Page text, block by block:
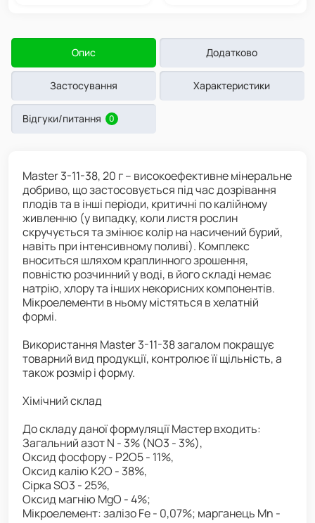
Опис Додатково
Застосування Характеристики
Відгуки/питання 0
Master 3-11-38, 20 г – високоефективне мінеральне
добриво, що застосовується під час дозрівання
плодів та в інші періоди, критичні по калійному
живленню (у випадку, коли листя рослин
скручується та змінює колір на насичений бурий,
навіть при інтенсивному поливі). Комплекс
вноситься шляхом краплинного зрошення,
повністю розчинний у воді, в його складі немає
натрію, хлору та інших некорисних компонентів.
Мікроелементи в ньому містяться в хелатній
формі.
Використання Master 3-11-38 загалом покращує
товарний вид продукції, контролює її щільність, а
також розмір і форму.
Хімічний склад
До складу даної формуляції Мастер входить:
Загальний азот N - 3% (NO3 - 3%),
Оксид фосфору - P2O5 - 11%,
Оксид калію K2O - 38%,
Сірка SO3 - 25%,
Оксид магнію MgO - 4%;
Мікроелемент: залізо Fe - 0,07%; марганець Mn -